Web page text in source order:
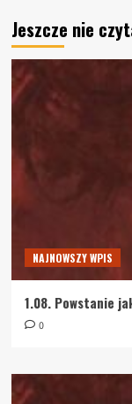
Jeszcze nie
NAJNOWSZY WPIS
1.08. Powstanie
0